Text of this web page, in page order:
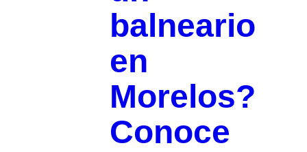
balneario
en
Morelos?
Conoce